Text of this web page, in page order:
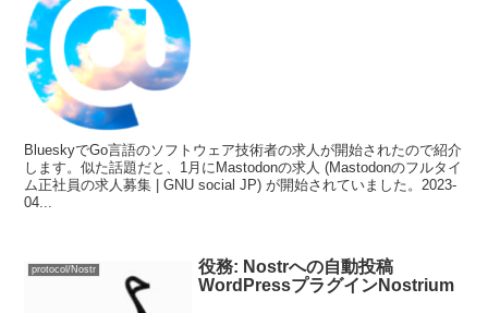
BlueskyでGo言語のソフトウェア技術者の求人が開始されたので紹介
します。似た話題だと、1月にMastodonの求人 (Mastodonのフルタイ
ム正社員の求人募集 | GNU social JP) が開始されていました。2023-
04...
protocol/Nostr
役務: Nostrへの自動投稿
WordPressプラグインNostrium